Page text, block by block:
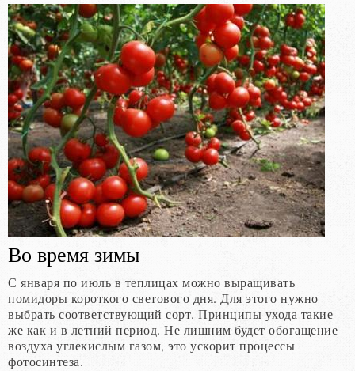
Во время зимы
С января по июль в теплицах можно выращивать
помидоры короткого светового дня. Для этого нужно
выбрать соответствующий сорт. Принципы ухода такие
же как и в летний период. Не лишним будет обогащение
воздуха углекислым газом, это ускорит процессы
фотосинтеза.